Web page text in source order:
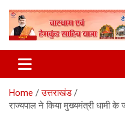
Network10tv
Home
उत्तराखंड
राज्यपाल ने किया मुख्यमंत्री धामी